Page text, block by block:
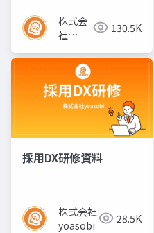
株式会
社
130.5K
採用DX研修資料
株式会社
yoasobi
28.5K